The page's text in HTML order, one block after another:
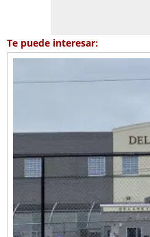
Te puede interesar: